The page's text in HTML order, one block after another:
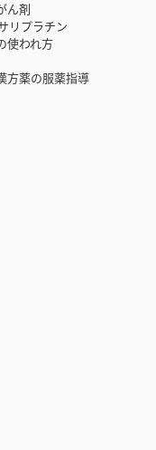
ん剤
プラチン
使われ方
方薬の服薬指導